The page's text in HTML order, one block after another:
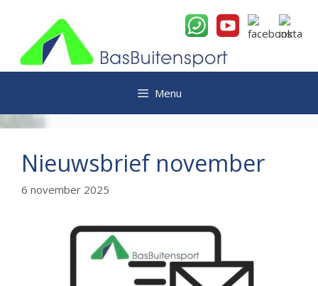
inhoud
Menu
Nieuwsbrief november
6 november 2025